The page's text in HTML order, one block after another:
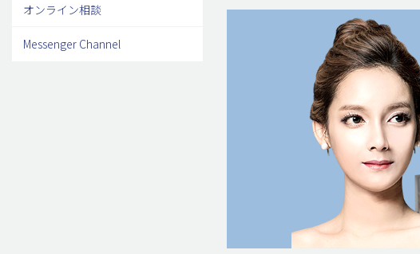
オンライン相談
Messenger Channel